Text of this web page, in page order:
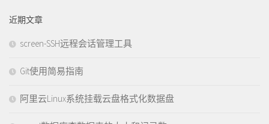
近期文章
screen-SSH远程会话管理工具
Git使用简易指南
阿里云Linux系统挂载云盘格式化数据盘